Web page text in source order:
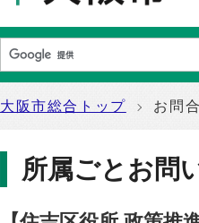
大阪市総合トップ お問
所属ごとお問